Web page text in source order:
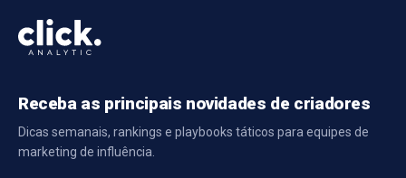
Receba as principais novidades de criadores
Dicas semanais, rankings e playbooks táticos para equipes de
marketing de influência.